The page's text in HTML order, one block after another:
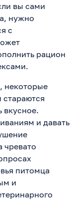
вы сами
нужно
с
рацион
некоторые
вкусное.
и давать
чревато
питомца
и